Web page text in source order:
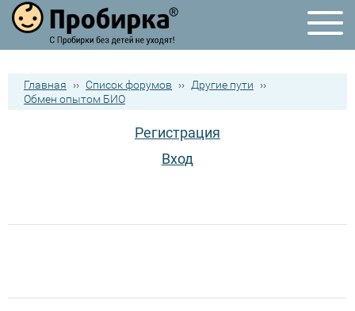
Главная ›› Список форумов ›› Другие пути
››
Обмен опытом БИО
Регистрация
Вход